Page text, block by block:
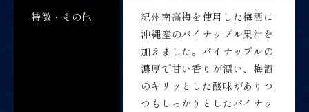
特徴・その他
紀州南高梅を使用した梅酒に
沖縄産のパイナップル果汁を
加えました。パイナップルの
濃厚で甘い香りが漂い、梅酒
のキリッとした酸味がありつ
つもしっかりとしたパイナッ